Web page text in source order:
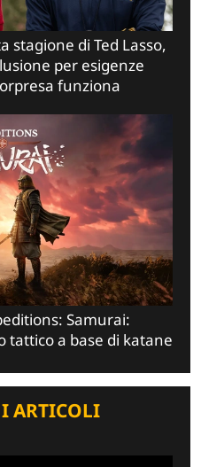
stagione di Ted Lasso,
per esigenze
funziona
Samurai:
tattico a base di katane
ARTICOLI